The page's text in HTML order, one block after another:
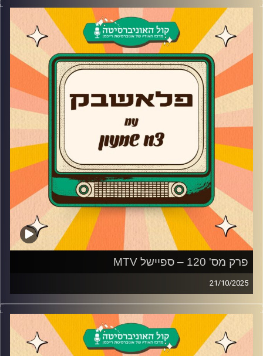
השמינייה ועד לג'סטין טימברלייק.
קרדיט תמונות:
AudioVersity
פרק מס' 120 – ספיישל MTV
21/10/2025
ספיישל MTV
קרדיט תמונות:
AudioVersity